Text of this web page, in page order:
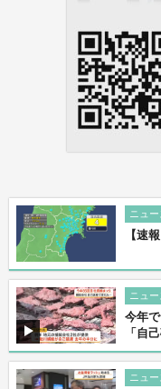
ニュー
【速
ニュー
今年
「自
ニュー